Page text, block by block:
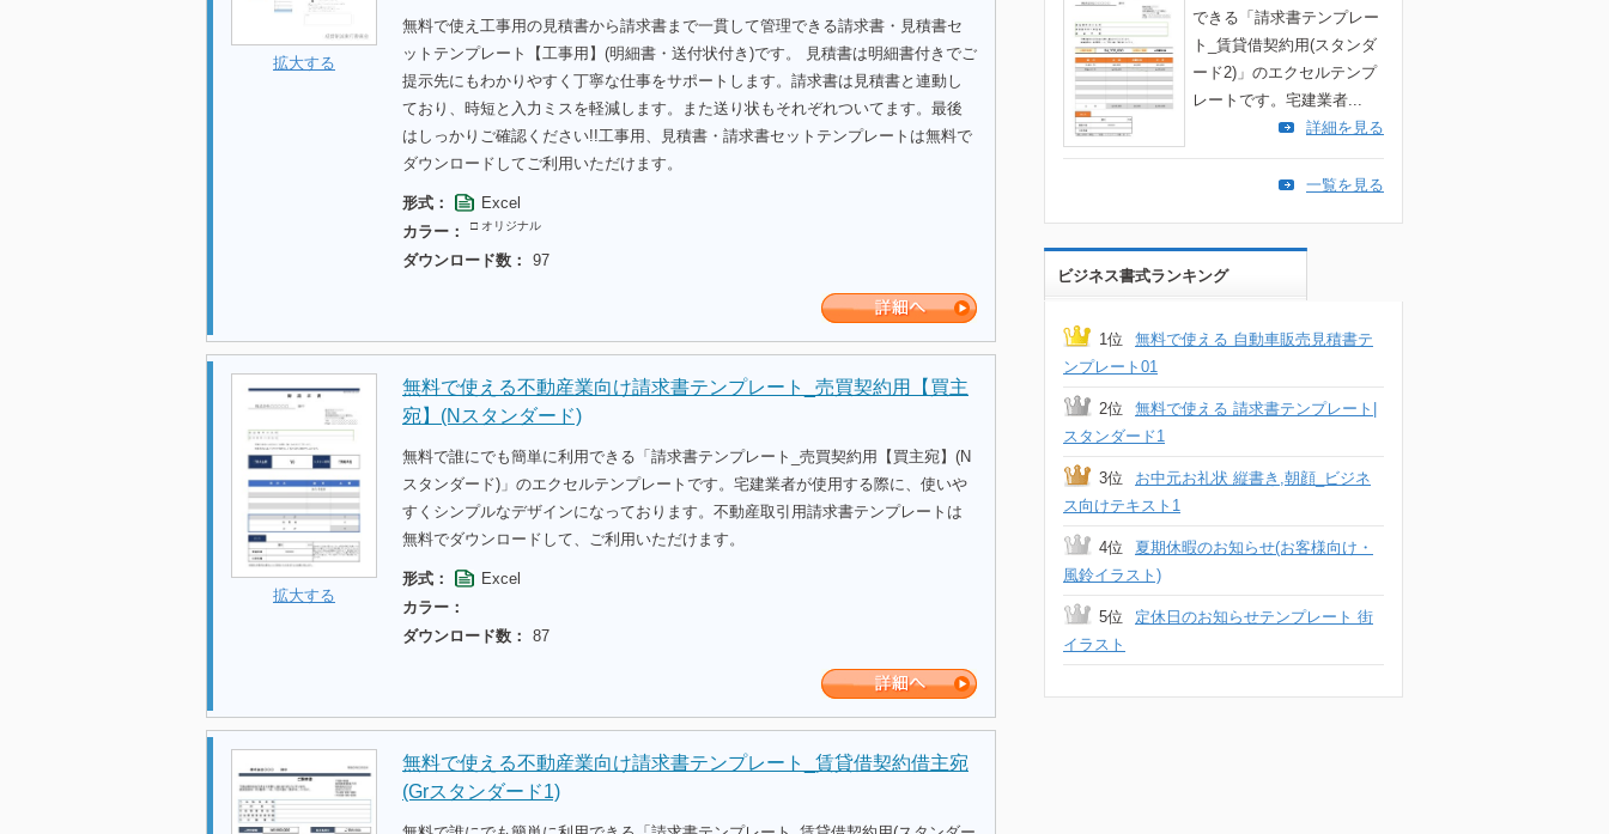
拡大する
無料で使え工事用の見積書から請求書まで一貫して管理できる請求書・見積書セ
ットテンプレート【工事用】(明細書・送付状付き)です。 見積書は明細書付きでご
提示先にもわかりやすく丁寧な仕事をサポートします。請求書は見積書と連動し
ており、時短と入力ミスを軽減します。また送り状もそれぞれついてます。最後
はしっかりご確認ください!!工事用、見積書・請求書セットテンプレートは無料で
ダウンロードしてご利用いただけます。
形式：
Excel
カラー：
□ オリジナル
ダウンロード数： 97
拡大する
無料で使える不動産業向け請求書テンプレート_売買契約用【買主
宛】(Nスタンダード)
無料で誰にでも簡単に利用できる「請求書テンプレート_売買契約用【買主宛】(N
スタンダード)」のエクセルテンプレートです。宅建業者が使用する際に、使いや
すくシンプルなデザインになっております。不動産取引用請求書テンプレートは
無料でダウンロードして、ご利用いただけます。
形式：
Excel
カラー：
ダウンロード数：
87
無料で使える不動産業向け請求書テンプレート_賃貸借契約借主宛
(Grスタンダード1)
できる「請求書テンプレー
ト_賃貸借契約用(スタンダ
ード2)」のエクセルテンプ
レートです。宅建業者...
詳細を見る
一覧を見る
ビジネス書式ランキング
1位
無料で使える 自動車販売見積書テ
ンプレート01
2位
無料で使える 請求書テンプレート|
スタンダード1
3位
お中元お礼状 縦書き,朝顔_ビジネ
ス向けテキスト1
4位
夏期休暇のお知らせ(お客様向け・
風鈴イラスト)
5位
定休日のお知らせテンプレート 街
イラスト